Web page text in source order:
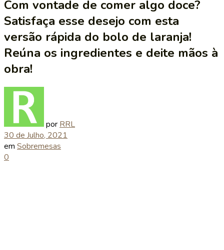
Com vontade de comer algo doce?
Satisfaça esse desejo com esta
versão rápida do bolo de laranja!
Reúna os ingredientes e deite mãos à
obra!
por RRL
30 de Julho, 2021
em Sobremesas
0